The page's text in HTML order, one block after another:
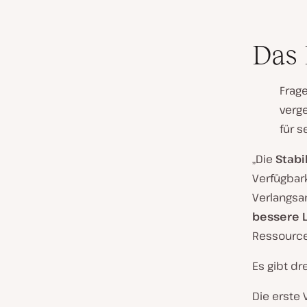
Das
für
„Die
bessere
Es gibt
Die erste